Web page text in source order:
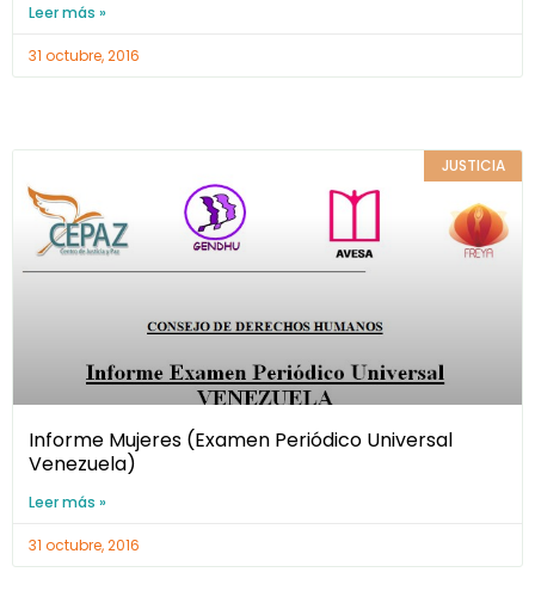
Leer más »
31 octubre, 2016
JUSTICIA
Informe Mujeres (Examen Periódico Universal
Venezuela)
Leer más »
31 octubre, 2016